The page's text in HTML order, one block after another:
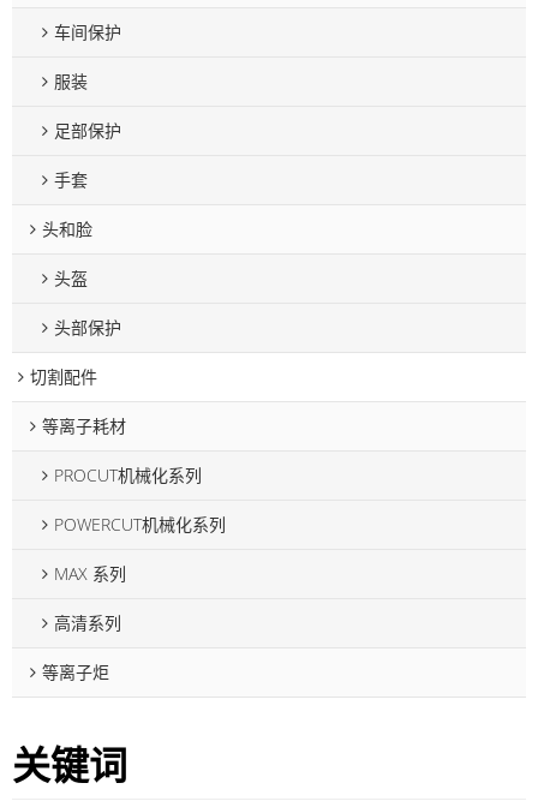
车间保护
服装
足部保护
手套
头和脸
头盔
头部保护
切割配件
等离子耗材
PROCUT机械化系列
POWERCUT机械化系列
MAX 系列
高清系列
等离子炬
关键词